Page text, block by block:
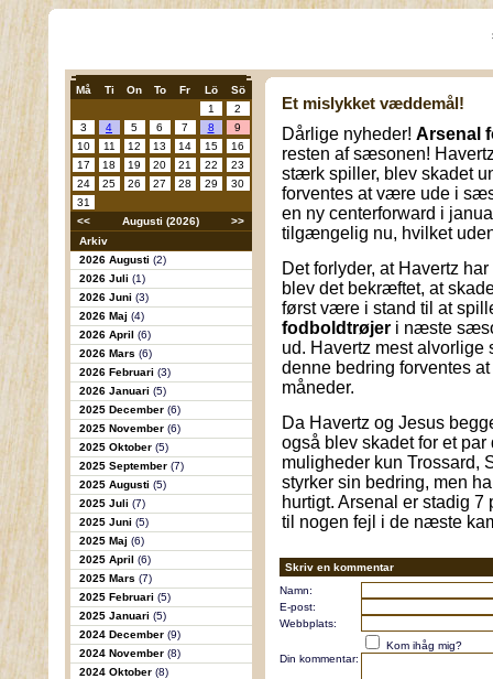
Må Ti On To Fr Lö
Sö
1
2
3
4 5 6 7 8
9
10
11 12 13 14 15
16
17
18 19 20 21 22
23
24
25 26 27 28 29
30
31
<<
Augusti (2026)
>>
Arkiv
2026 Augusti (2)
2026 Juli (1)
2026 Juni (3)
2026 Maj (4)
2026 April (6)
2026 Mars (6)
2026 Februari (3)
2026 Januari (5)
2025 December (6)
2025 November (6)
2025 Oktober (5)
2025 September (7)
2025 Augusti (5)
2025 Juli (7)
2025 Juni (5)
2025 Maj (6)
2025 April (6)
2025 Mars (7)
2025 Februari (5)
2025 Januari (5)
2024 December (9)
2024 November (8)
2024 Oktober (8)
Et mislykket væddemål!
Dårlige nyheder! Arsenal
resten af sæsonen!
stærk spiller, blev skadet
forventes at være ude i
en ny centerforward i
tilgængelig nu, hvilket
Det forlyder, at Havertz
blev det bekræftet, at
først være i stand til at
fodboldtrøjer i næste
ud. Havertz mest alvorlige
denne bedring forventes
måneder.
Da Havertz og Jesus
også blev skadet for et
muligheder kun Trossard,
styrker sin bedring, men
hurtigt. Arsenal er stadig
til nogen fejl i de næste
Skriv en kommentar
Namn:
E-post:
Webbplats:
Kom ihåg mig?
Din kommentar: